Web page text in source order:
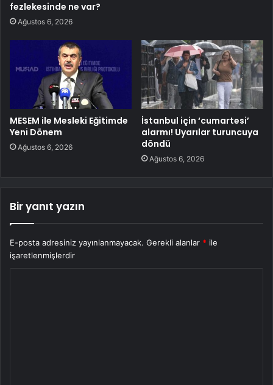
fezlekesinde ne var?
Ağustos 6, 2026
MESEM ile Mesleki Eğitimde
Yeni Dönem
Ağustos 6, 2026
İstanbul için ‘cumartesi’
alarmı! Uyarılar turuncuya
döndü
Ağustos 6, 2026
Bir yanıt yazın
E-posta adresiniz yayınlanmayacak. Gerekli alanlar * ile
işaretlenmişlerdir